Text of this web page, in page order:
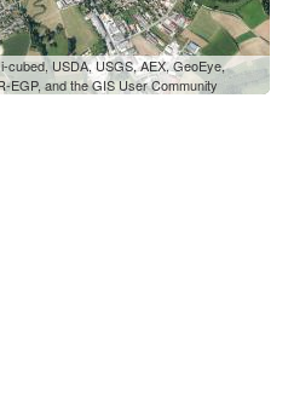
USDA, USGS, AEX, GeoEye,
EGP, and the GIS User Community